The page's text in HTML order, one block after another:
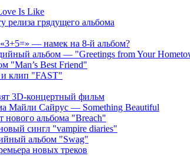
Is Like
релиза грядущего альбома
— намек на 8-й альбом?
альбом — "Greetings from Your
"Man’s Best Friend"
и клип "FAST"
3D-концертный фильм
Майли Сайрус — Something Beautiful
нового альбома "Breach"
сингл "vampire diaries"
альбом "Swag"
новых треков